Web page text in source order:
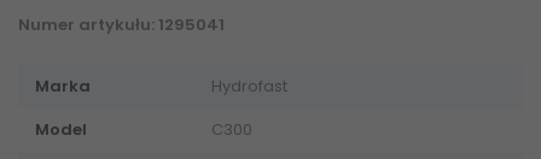
Numer artykułu: 1295041
Marka
Hydrofast
Model
C300